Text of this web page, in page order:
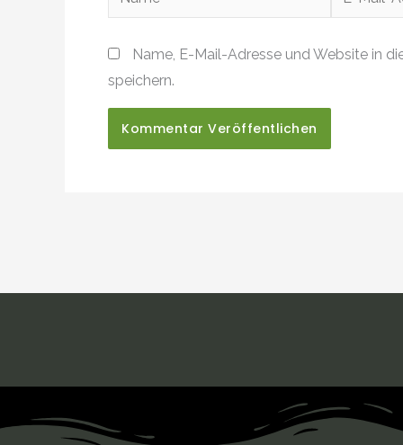
Mail-
Name, E-Mail-Adresse und Website in
speichern.